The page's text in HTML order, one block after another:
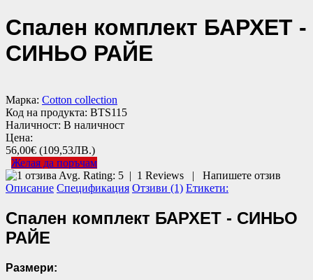
Спален комплект БАРХЕТ -
СИНЬО РАЙЕ
Марка: Cotton collection
Код на продукта: BTS115
Наличност: В наличност
Цена:
56,00€ (109,53ЛВ.)
Желая да поръчам
Avg. Rating: 5 | 1 Reviews | Напишете отзив
Описание Спецификация Отзиви (1) Етикети:
Спален комплект БАРХЕТ - СИНЬО
РАЙЕ
Размери: